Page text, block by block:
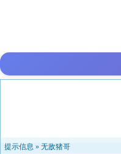
提示信息 » 无敌猪哥